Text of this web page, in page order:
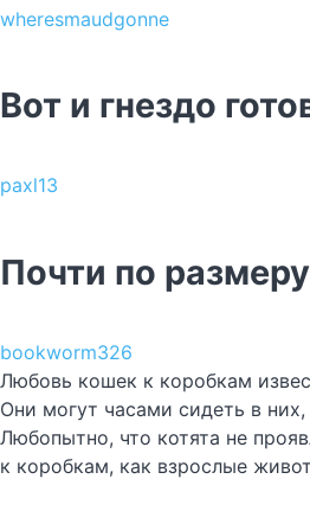
wheresmaudgonne
Вот и гнездо
paxl13
Почти по размеру
bookworm326
Любовь кошек к коробкам
Они могут часами сидеть в
Любопытно, что котята не
к коробкам, как взрослые